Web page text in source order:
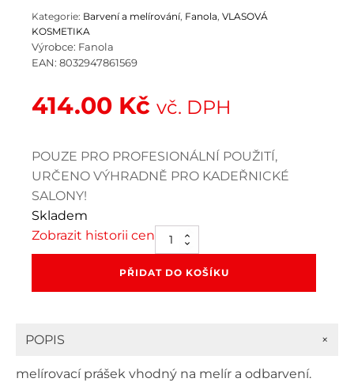
Kategorie: Barvení a melírování, Fanola VLASOVÁ
KOSMETIKA
Výrobce: Fanola
EAN: 8032947861569
414.00 Kč vč. DPH
POUZE PRO PROFESIONÁLNÍ POUŽITÍ,
URČENO VÝHRADNĚ PRO KADEŘNICKÉ
SALONY!
Skladem
Zobrazit historii cen Fanola
bezprašný
odbarvovací
množství
PŘIDAT DO KOŠÍKU
POPIS +
melírovací prášek vhodný na melír a odbarvení.